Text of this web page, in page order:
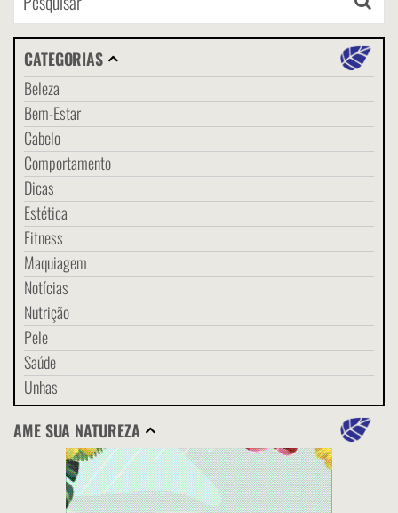
CATEGORIAS
Beleza
Bem-Estar
Cabelo
Comportamento
Dicas
Estética
Fitness
Maquiagem
Notícias
Nutrição
Pele
Saúde
Unhas
AME SUA NATUREZA